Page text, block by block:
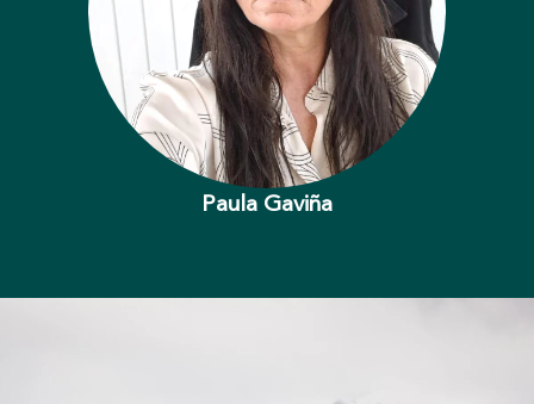
Paula Gaviña